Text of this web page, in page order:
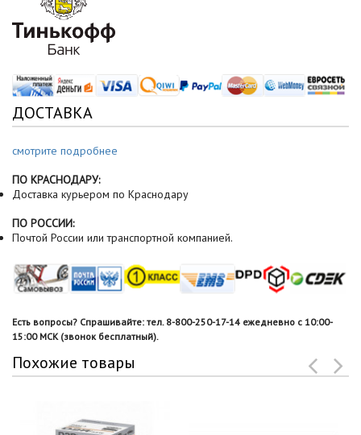
ДОСТАВКА
смотрите подробнее
ПО КРАСНОДАРУ:
Доставка курьером по Краснодару
ПО РОССИИ:
Почтой России или транспортной компанией.
Есть вопросы? Спрашивайте: тел. 8-800-250-17-14 ежедневно с 10:00-
15:00 МСК (звонок бесплатный).
Похожие товары